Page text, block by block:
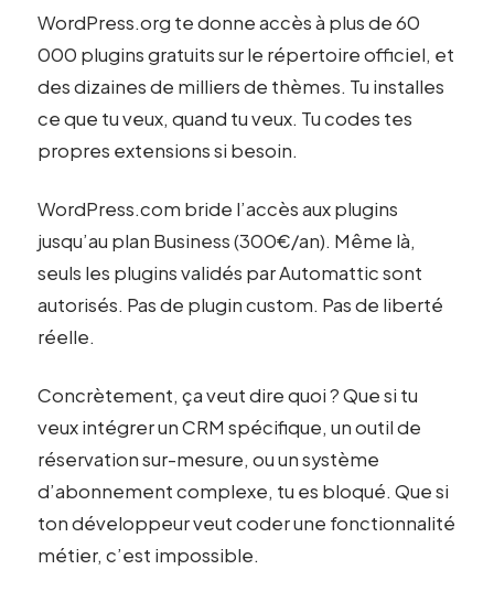
WordPress.org te donne accès à plus de 60
000 plugins gratuits sur le répertoire officiel, et
des dizaines de milliers de thèmes. Tu installes
ce que tu veux, quand tu veux. Tu codes tes
propres extensions si besoin.
WordPress.com bride l’accès aux plugins
jusqu’au plan Business (300€/an). Même là,
seuls les plugins validés par Automattic sont
autorisés. Pas de plugin custom. Pas de liberté
réelle.
Concrètement, ça veut dire quoi ? Que si tu
veux intégrer un CRM spécifique, un outil de
réservation sur-mesure, ou un système
d’abonnement complexe, tu es bloqué. Que si
ton développeur veut coder une fonctionnalité
métier, c’est impossible.